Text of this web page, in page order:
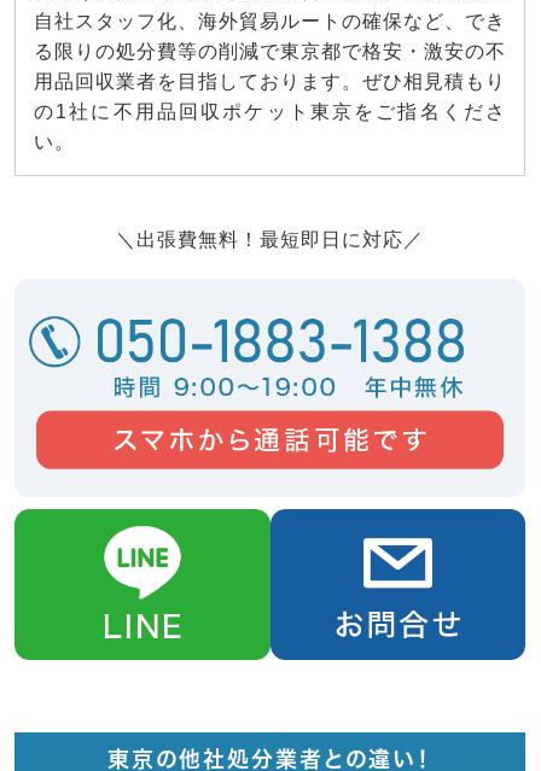
自社スタッフ化、海外貿易ルートの確保など、でき
る限りの処分費等の削減で東京都で格安・激安の不
用品回収業者を目指しております。ぜひ相見積もり
の1社に不用品回収ポケット東京をご指名くださ
い。
＼出張費無料！最短即日に対応／
東京の他社処分業者との違い！